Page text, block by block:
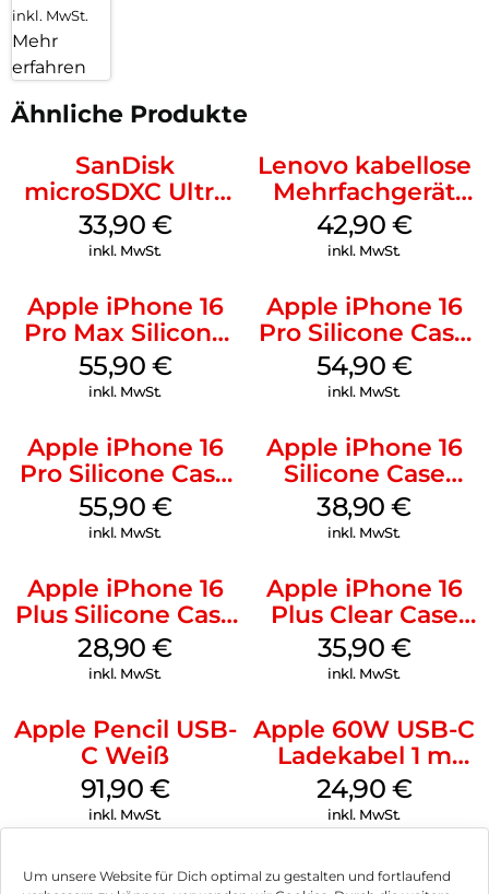
Um unsere Website für Dich optimal zu gestalten und fortlaufend
inkl. MwSt.
Mehr
erfahren
Ähnliche Produkte
SanDisk
microSDXC Ultra
128 GB + Adapter
Mobile
33,90 €
inkl. MwSt.
Lenovo kabellose
Mehrfachgerät
Luna Grey
42,90 €
inkl. MwSt.
Apple iPhone 16
Pro Max Silicone
Case MagSafe
Stone Gray
55,90 €
inkl. MwSt.
Apple iPhone 16
Pro Silicone Case
MagSafe Black
54,90 €
inkl. MwSt.
Apple iPhone 16
Pro Silicone Case
MagSafe Stone
Gray
55,90 €
inkl. MwSt.
Apple iPhone 16
Silicone Case
MagSafe
Ultramarine
38,90€
inkl. MwSt.
Apple iPhone 16
Plus Silicone Case
MagSafe Black
28,90€
inkl. MwSt.
Apple iPhone 16
Plus Clear Case
MagSafe
Transparent
35,90 €
inkl. MwSt.
Apple Pencil USB-
C Weiß
91,90 €
inkl. MwSt.
Apple 60W USB-C
Ladekabel 1 m
Weiß
24,90 €
inkl. MwSt.